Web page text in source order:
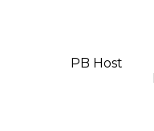
PB Host